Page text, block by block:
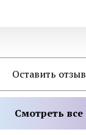
Оставить отзыв
Смотреть все